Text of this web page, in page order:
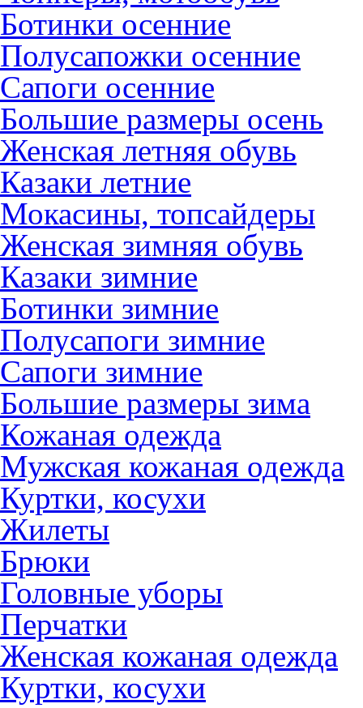
Ботинки осенние
Полусапожки осенние
Сапоги осенние
Большие размеры осень
Женская летняя обувь
Казаки летние
Мокасины, топсайдеры
Женская зимняя обувь
Казаки зимние
Ботинки зимние
Полусапоги зимние
Сапоги зимние
Большие размеры зима
Кожаная одежда
Мужская кожаная одежда
Куртки, косухи
Жилеты
Брюки
Головные уборы
Перчатки
Женская кожаная одежда
Куртки, косухи